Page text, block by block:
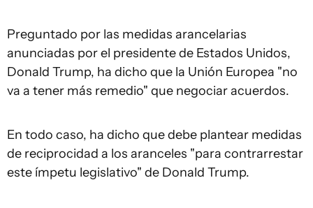
Preguntado por las medidas arancelarias
anunciadas por el presidente de Estados Unidos,
Donald Trump, ha dicho que la Unión Europea "no
va a tener más remedio" que negociar acuerdos.
En todo caso, ha dicho que debe plantear medidas
de reciprocidad a los aranceles "para contrarrestar
este ímpetu legislativo" de Donald Trump.